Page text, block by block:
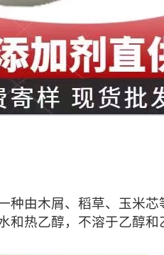
种由木屑、稻草、玉米芯
热乙醇，不溶于乙醇和